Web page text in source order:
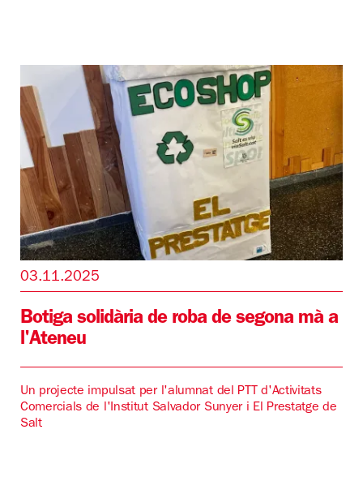
03.11.2025
Botiga solidària de roba de segona mà a
l'Ateneu
Un projecte impulsat per l'alumnat del PTT d'Activitats
Comercials de l'Institut Salvador Sunyer i El Prestatge de
Salt